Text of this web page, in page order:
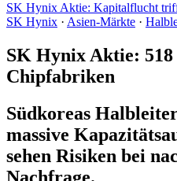
SK Hynix Aktie: Kapitalflucht
SK Hynix · Asien-Märkte ·
SK Hynix Aktie:
Chipfabriken
Südkoreas
massive
sehen Risiken bei